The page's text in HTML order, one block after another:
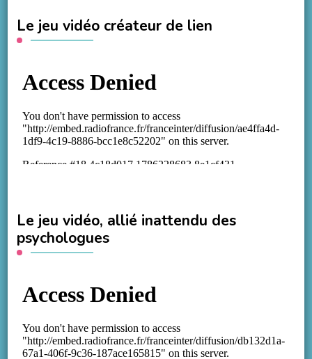
Le jeu vidéo créateur de lien
Le jeu vidéo, allié inattendu des
psychologues